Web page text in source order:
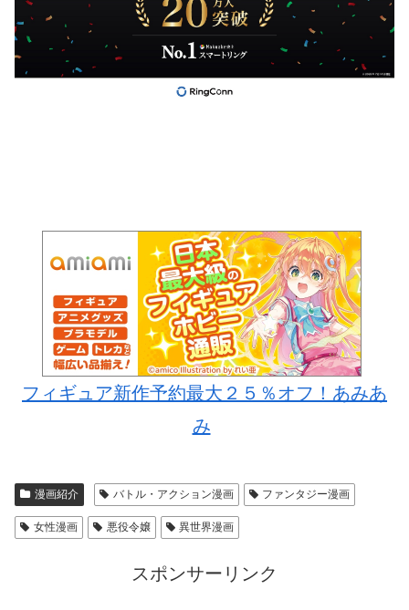
フィギュア新作予約最大２５％オフ！あみあ
み
漫画紹介 バトル・アクション漫画 ファンタジー漫画
女性漫画 悪役令嬢 異世界漫画
スポンサーリンク